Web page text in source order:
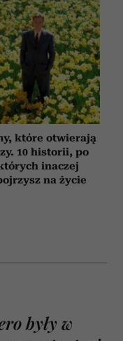
które otwierają
10 historii, po
inaczej
na życie
były w